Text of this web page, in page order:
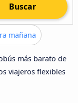
Buscar
mañana
más barato de
viajeros flexibles